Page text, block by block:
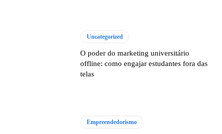
Uncategorized
O poder do marketing universitário
offline: como engajar estudantes fora das
telas
Empreendedorismo